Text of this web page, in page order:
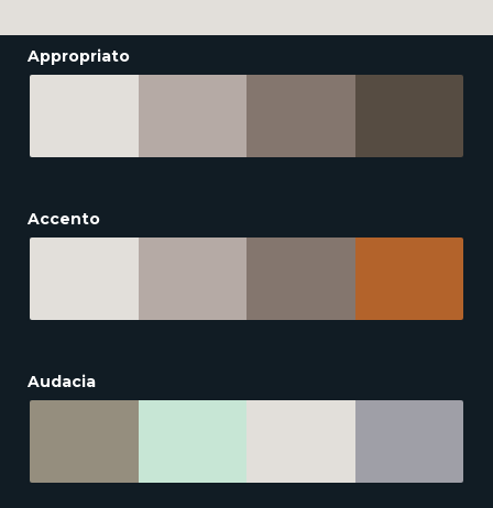
Appropriato
Accento
Audacia